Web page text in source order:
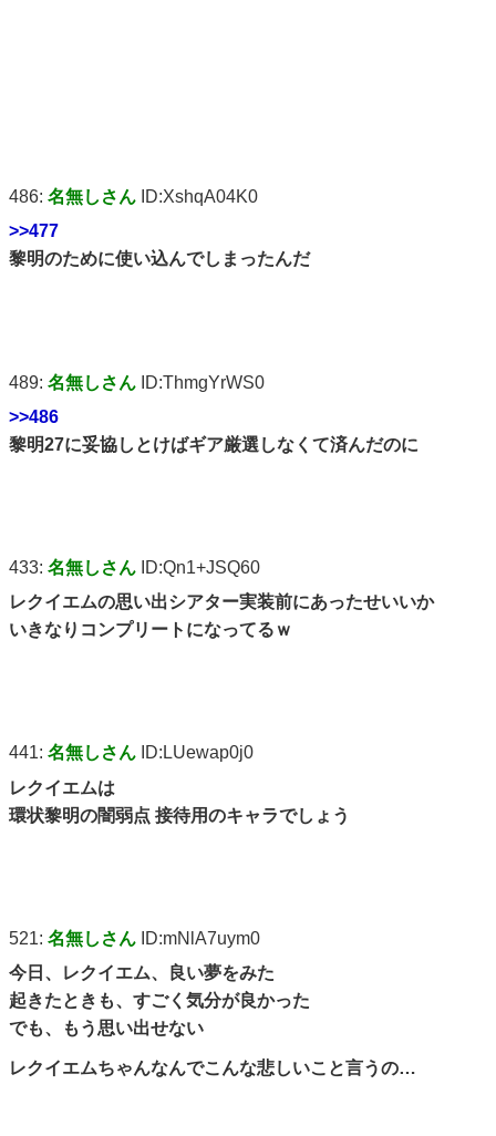
486: 名無しさん ID:XshqA04K0
>>477
黎明のために使い込んでしまったんだ
489: 名無しさん ID:ThmgYrWS0
>>486
黎明27に妥協しとけばギア厳選しなくて済んだのに
433: 名無しさん ID:Qn1+JSQ60
レクイエムの思い出シアター実装前にあったせいいか
いきなりコンプリートになってるｗ
441: 名無しさん ID:LUewap0j0
レクイエムは
環状黎明の闇弱点 接待用のキャラでしょう
521: 名無しさん ID:mNlA7uym0
今日、レクイエム、良い夢をみた
起きたときも、すごく気分が良かった
でも、もう思い出せない
レクイエムちゃんなんでこんな悲しいこと言うの…